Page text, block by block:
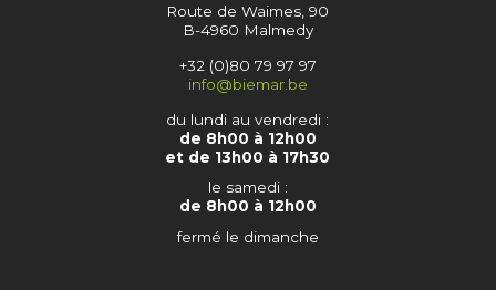
Route de Waimes, 90
B-4960 Malmedy
+32 (0)80 79 97 97
info@biemar.be
du lundi au vendredi :
de 8h00 à 12h00
et de 13h00 à 17h30
le samedi :
de 8h00 à 12h00
fermé le dimanche